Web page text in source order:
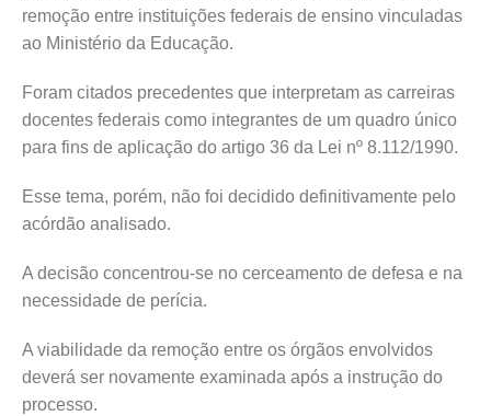
remoção entre instituições federais de ensino vinculadas
ao Ministério da Educação.
Foram citados precedentes que interpretam as carreiras
docentes federais como integrantes de um quadro único
para fins de aplicação do artigo 36 da Lei nº 8.112/1990.
Esse tema, porém, não foi decidido definitivamente pelo
acórdão analisado.
A decisão concentrou-se no cerceamento de defesa e na
necessidade de perícia.
A viabilidade da remoção entre os órgãos envolvidos
deverá ser novamente examinada após a instrução do
processo.